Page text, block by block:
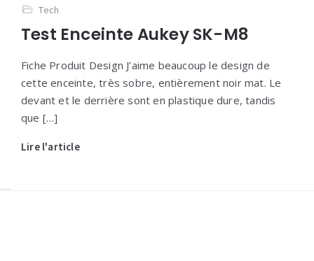
Tech
Test Enceinte Aukey SK-M8
Fiche Produit Design J’aime beaucoup le design de
cette enceinte, très sobre, entièrement noir mat. Le
devant et le derrière sont en plastique dure, tandis
que […]
Lire l'article